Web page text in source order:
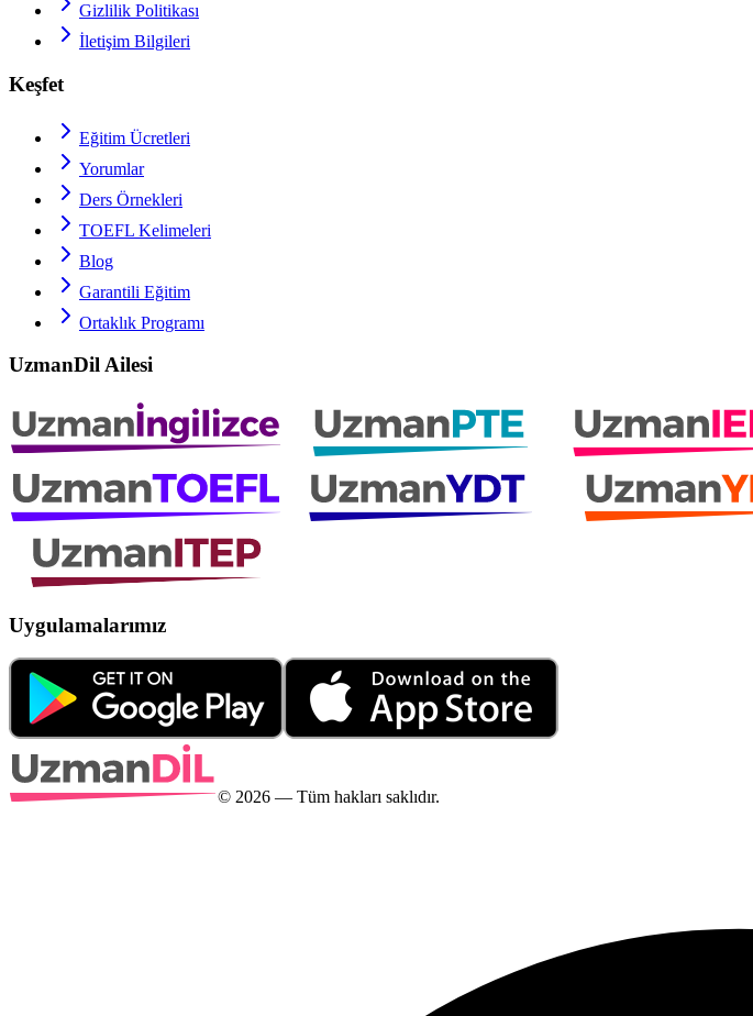
Gizlilik Politikası
İletişim Bilgileri
Keşfet
Eğitim Ücretleri
Yorumlar
Ders Örnekleri
TOEFL Kelimeleri
Blog
Garantili Eğitim
Ortaklık Programı
UzmanDil Ailesi
Uygulamalarımız
© 2026 — Tüm hakları saklıdır.